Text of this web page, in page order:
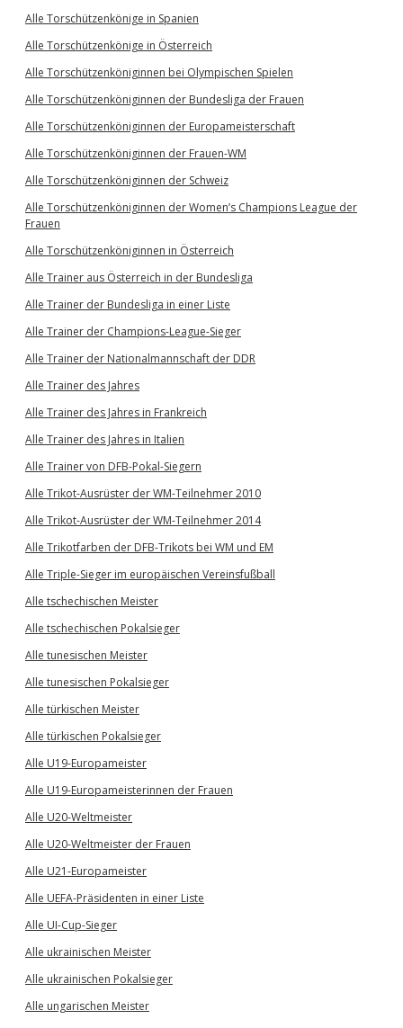
Alle Torschützenkönige in Spanien
Alle Torschützenkönige in Österreich
Alle Torschützenköniginnen bei Olympischen Spielen
Alle Torschützenköniginnen der Bundesliga der Frauen
Alle Torschützenköniginnen der Europameisterschaft
Alle Torschützenköniginnen der Frauen-WM
Alle Torschützenköniginnen der Schweiz
Alle Torschützenköniginnen der Women’s Champions League der
Frauen
Alle Torschützenköniginnen in Österreich
Alle Trainer aus Österreich in der Bundesliga
Alle Trainer der Bundesliga in einer Liste
Alle Trainer der Champions-League-Sieger
Alle Trainer der Nationalmannschaft der DDR
Alle Trainer des Jahres
Alle Trainer des Jahres in Frankreich
Alle Trainer des Jahres in Italien
Alle Trainer von DFB-Pokal-Siegern
Alle Trikot-Ausrüster der WM-Teilnehmer 2010
Alle Trikot-Ausrüster der WM-Teilnehmer 2014
Alle Trikotfarben der DFB-Trikots bei WM und EM
Alle Triple-Sieger im europäischen Vereinsfußball
Alle tschechischen Meister
Alle tschechischen Pokalsieger
Alle tunesischen Meister
Alle tunesischen Pokalsieger
Alle türkischen Meister
Alle türkischen Pokalsieger
Alle U19-Europameister
Alle U19-Europameisterinnen der Frauen
Alle U20-Weltmeister
Alle U20-Weltmeister der Frauen
Alle U21-Europameister
Alle UEFA-Präsidenten in einer Liste
Alle UI-Cup-Sieger
Alle ukrainischen Meister
Alle ukrainischen Pokalsieger
Alle ungarischen Meister